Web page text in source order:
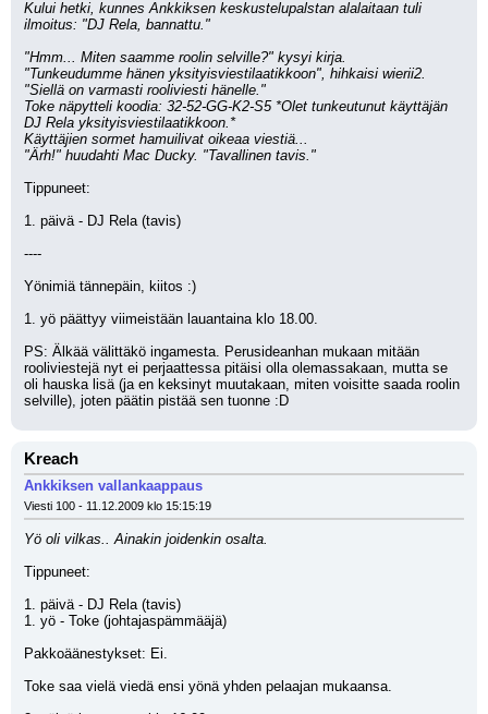
Kului hetki, kunnes Ankkiksen keskustelupalstan alalaitaan tuli
ilmoitus: "DJ Rela, bannattu."
"Hmm... Miten saamme roolin selville?" kysyi kirja.
"Tunkeudumme hänen yksityisviestilaatikkoon", hihkaisi wierii2.
"Siellä on varmasti rooliviesti hänelle."
Toke näpytteli koodia: 32-52-GG-K2-S5 *Olet tunkeutunut käyttäjän
DJ Rela yksityisviestilaatikkoon.*
Käyttäjien sormet hamuilivat oikeaa viestiä...
"Ärh!" huudahti Mac Ducky. "Tavallinen tavis."
Tippuneet:
1. päivä - DJ Rela (tavis)
----
Yönimiä tännepäin, kiitos :)
1. yö päättyy viimeistään lauantaina klo 18.00.
PS: Älkää välittäkö ingamesta. Perusideanhan mukaan mitään
rooliviestejä nyt ei perjaattessa pitäisi olla olemassakaan, mutta se
oli hauska lisä (ja en keksinyt muutakaan, miten voisitte saada roolin
selville), joten päätin pistää sen tuonne :D
Kreach
Ankkiksen vallankaappaus
Viesti 100 - 11.12.2009 klo 15:15:19
Yö oli vilkas.. Ainakin joidenkin osalta.
Tippuneet:
1. päivä - DJ Rela (tavis)
1. yö - Toke (johtajaspämmääjä)
Pakkoäänestykset: Ei.
Toke saa vielä viedä ensi yönä yhden pelaajan mukaansa.